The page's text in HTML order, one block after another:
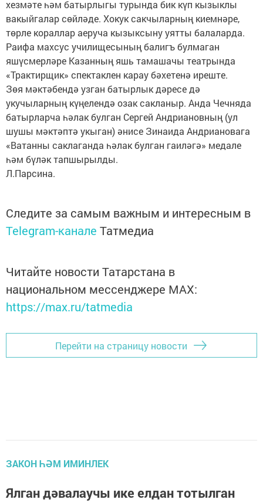
хезмәте һәм батырлыгы турында бик күп кызыклы
вакыйгалар сөйләде. Хокук сакчыларның киемнәре,
төрле кораллар аеруча кызыксыну уятты балаларда.
Раифа махсус училищесының балигъ булмаган
яшүсмерләре Казанның яшь тамашачы театрында
«Трактирщик» спектаклен карау бәхетенә иреште.
Зөя мәктәбендә узган батырлык дәресе дә
укучыларның күңелендә озак сакланыр. Анда Чечняда
батырларча һәлак булган Сергей Андриановның (ул
шушы мәктәптә укыган) әнисе Зинаида Андриановага
«Ватанны саклаганда һәлак булган гаиләгә» медале
һәм бүләк тапшырылды.
Л.Парсина.
Следите за самым важным и интересным в
Telegram-канале Татмедиа
Читайте новости Татарстана в
национальном мессенджере MАХ:
https://max.ru/tatmedia
Перейти на страницу новости
ЗАКОН ҺӘМ ИМИНЛЕК
Ялган дәвалаучы ике елдан тотылган